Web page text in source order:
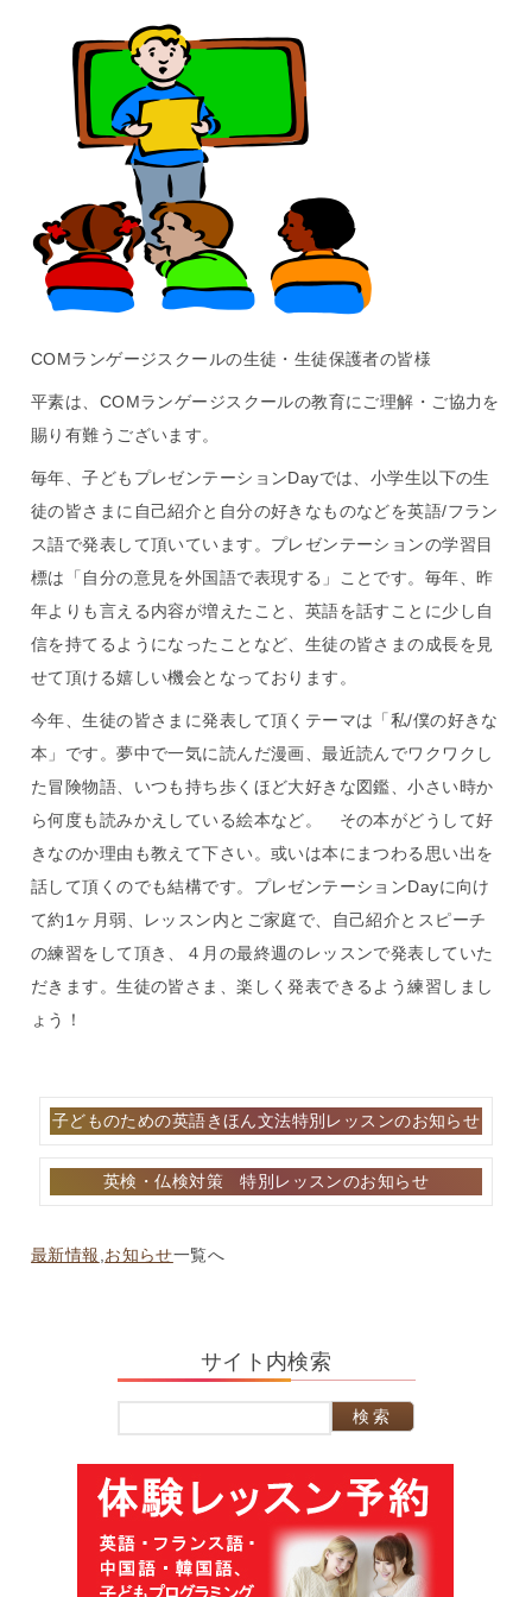
COMランゲージスクールの生徒・生徒保護者の皆様
平素は、COMランゲージスクールの教育にご理解・ご協力を
賜り有難うございます。
毎年、子どもプレゼンテーションDayでは、小学生以下の生
徒の皆さまに自己紹介と自分の好きなものなどを英語/フラン
ス語で発表して頂いています。プレゼンテーションの学習目
標は「自分の意見を外国語で表現する」ことです。毎年、昨
年よりも言える内容が増えたこと、英語を話すことに少し自
信を持てるようになったことなど、生徒の皆さまの成長を見
せて頂ける嬉しい機会となっております。
今年、生徒の皆さまに発表して頂くテーマは「私/僕の好きな
本」です。夢中で一気に読んだ漫画、最近読んでワクワクし
た冒険物語、いつも持ち歩くほど大好きな図鑑、小さい時か
ら何度も読みかえしている絵本など。 その本がどうして好
きなのか理由も教えて下さい。或いは本にまつわる思い出を
話して頂くのでも結構です。プレゼンテーションDayに向け
て約1ヶ月弱、レッスン内とご家庭で、自己紹介とスピーチ
の練習をして頂き、４月の最終週のレッスンで発表していた
だきます。生徒の皆さま、楽しく発表できるよう練習しまし
ょう！
投
稿
ナ
ビ
ー
シ
子どものための英語きほん文法特別レッスンのお知らせ
英検・仏検対策 特別レッスンのお知らせ
最新情報 お知らせ一覧へ
サイト内検索